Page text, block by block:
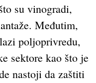
su vinogradi,
Međutim,
poljoprivredu,
sektore kao što je
nastoji da zaštiti